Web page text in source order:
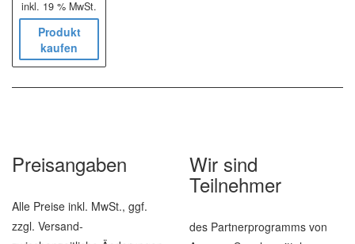
inkl. 19 % MwSt.
Produkt
kaufen
Preisangaben
Alle Preise inkl. MwSt., ggf.
zzgl. Versand-
Wir sind
Teilnehmer
des Partnerprogramms von